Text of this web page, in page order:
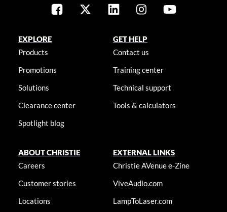
EXPLORE
Products
Promotions
Solutions
Clearance center
Spotlight blog
GET HELP
Contact us
Training center
Technical support
Tools & calculators
ABOUT CHRISTIE
Careers
Customer stories
Locations
EXTERNAL LINKS
Christie AVenue e-Zine
ViveAudio.com
LampToLaser.com